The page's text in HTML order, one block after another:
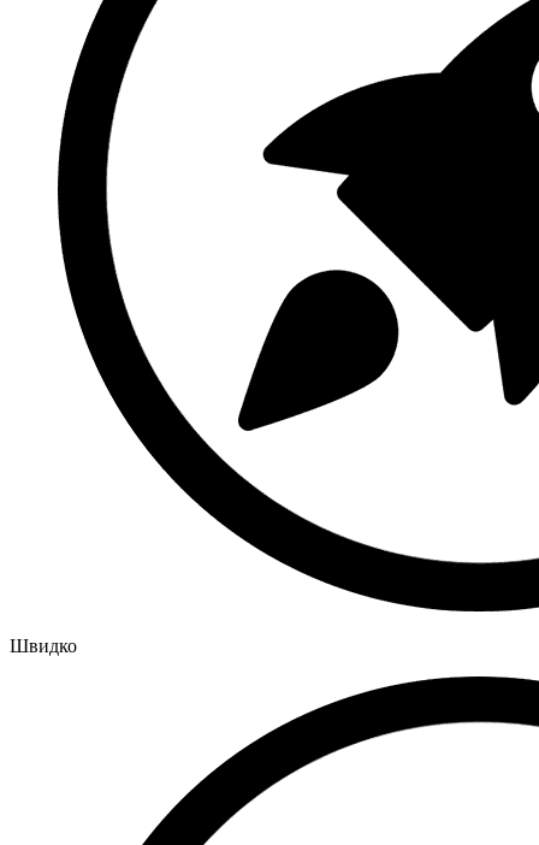
Швидко